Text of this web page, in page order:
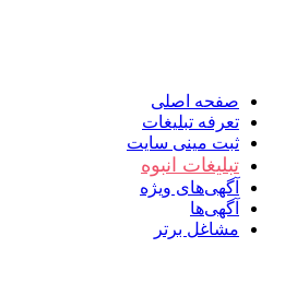
صفحه اصلی
تعرفه تبلیغات
ثبت مینی سایت
تبلیغات انبوه
آگهی‌های ویژه
آگهی‌ها
مشاغل برتر